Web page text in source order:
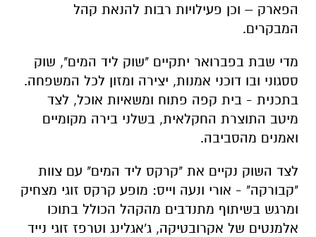
הפארק – וכן פעילויות רבות להנאת קהל
המבקרים.
מדי שבת בפברואר יתקיים "שוק ליד המים", שוק
ססגוני ובו דוכני אמנות, יצירה ומזון לכל המשפחה.
בתכנית - בית קפה פתוח ומשאיות אוכל, לצד
מיטב התוצרת החקלאית, בשלני בירה מקומיים
ואמנים מהסביבה.
לצד השוק נקיים את "קרקס ליד המים" עם צוות
"קבורקה" - אורי ונעה וייס: מופע קרקס זוגי מצחיק
ומרגש בשיתוף מתנדבים מהקהל הכולל בתוכו
אלמנטים של אקרובטיקה, ג'אגלינג וטרפז זוגי נייד